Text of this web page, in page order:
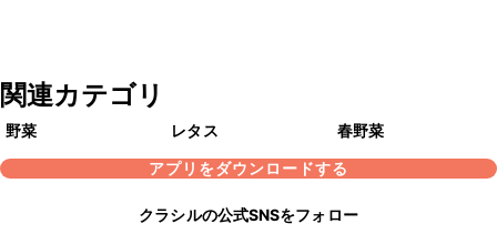
関連カテゴリ
野菜 レタス
春野菜
アプリをダウンロードする
クラシルの公式SNSをフォロー